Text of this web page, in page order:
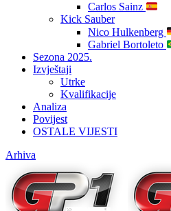
Carlos Sainz
Kick Sauber
Nico Hulkenberg
Gabriel Bortoleto
Sezona 2025.
Izvještaji
Utrke
Kvalifikacije
Analiza
Povijest
OSTALE VIJESTI
Arhiva